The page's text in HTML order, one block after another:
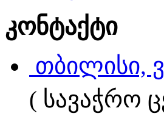
კონტაქტი
თბილისი,
( სავაჭრო